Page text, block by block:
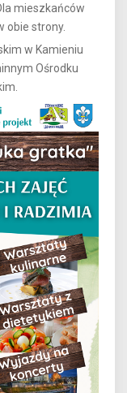
mieszkańców
obie strony.
w Kamieniu
Ośrodku